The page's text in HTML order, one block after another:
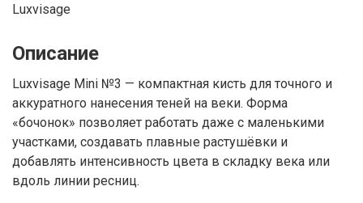
Luxvisage
Описание
Luxvisage Mini №3 — компактная кисть для точного и
аккуратного нанесения теней на веки. Форма
«бочонок» позволяет работать даже с маленькими
участками, создавать плавные растушёвки и
добавлять интенсивность цвета в складку века или
вдоль линии ресниц.